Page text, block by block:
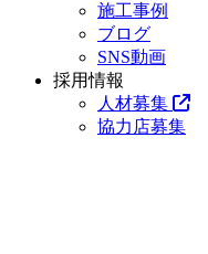
施工事例
ブログ
SNS動画
採用情報
人材募集
協力店募集